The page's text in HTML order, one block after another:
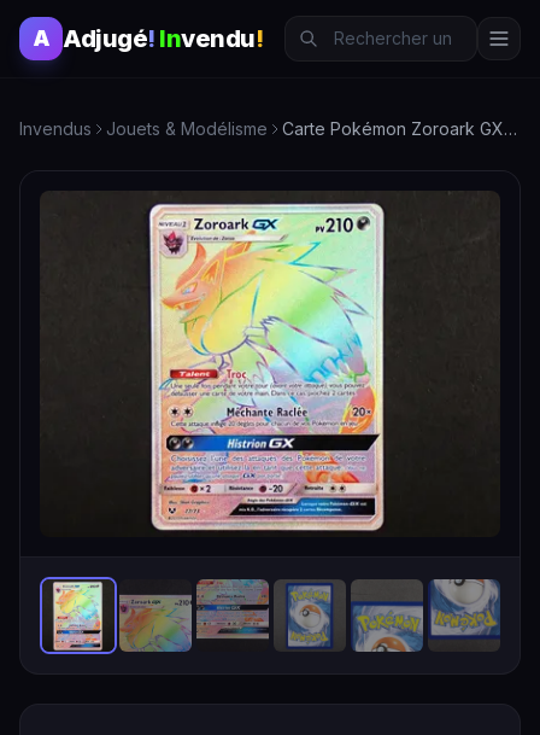
A Adjugé! Invendu!
Invendus Jouets & Modélisme Carte Pokémon Zoroark GX Rare - Collection à Saisir